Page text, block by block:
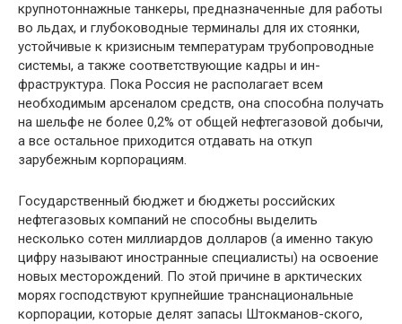
крупнотоннажные танкеры, предназначенные для работы
во льдах, и глубо­ководные терминалы для их стоянки,
устойчи­вые к кризисным температурам трубопроводные
системы, а также соответствующие кадры и ин­
фраструктура. Пока Россия не располагает всем
необходимым арсеналом средств, она способна получать
на шельфе не более 0,2% от общей нефтегазовой добычи,
а все остальное приходит­ся отдавать на откуп
зарубежным корпорациям.
Государственный бюджет и бюджеты рос­сийских
нефтегазовых компаний не способны выделить
несколько сотен миллиардов долла­ров (а именно такую
цифру называют иностран­ные специалисты) на освоение
новых месторож­дений. По этой причине в арктических
морях господствуют крупнейшие транснациональные
корпорации, которые делят запасы Штокманов-ского,